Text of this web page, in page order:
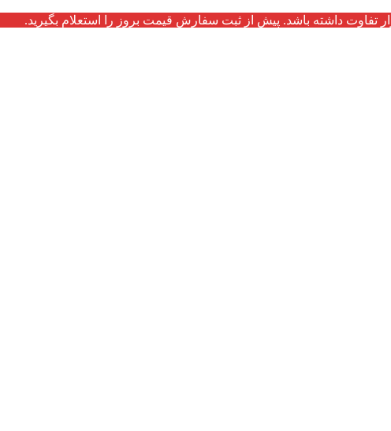
تفاوت داشته باشد. پیش از ثبت سفارش قیمت بروز را استعلام بگیرید.